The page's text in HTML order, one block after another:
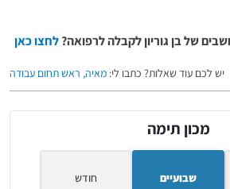
של בן גוריון לקבלה לרפואה?לחצו כאן
יש לכם עוד שאלות? כתבו לי: מאיה, ראש תחום עבודה
מכון תימה
שבועיים חודש